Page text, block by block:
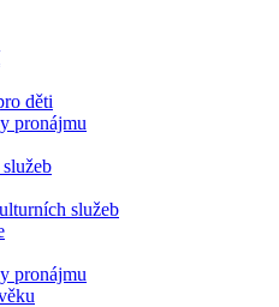
děti
pronájmu
služeb
pronájmu